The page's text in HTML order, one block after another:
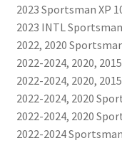
2023 Sportsman XP
2023 INTL
2022, 2020
2022-2024, 2020,
2022-2024, 2020,
2022-2024, 2020
2022-2024, 2020
2022-2024